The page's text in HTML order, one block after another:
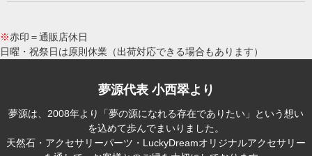
※赤印＝通販店休日
日曜・祝祭日は原則休業（出荷対応できる場合もあります）
夢源代表 小西翠より
夢源は、2008年より「夢の源になれる存在でありたい」という想い
を込めて歩んでまいりました。
天然石・アクセサリーパーツ・LuckyDreamオリジナルアクセサリー